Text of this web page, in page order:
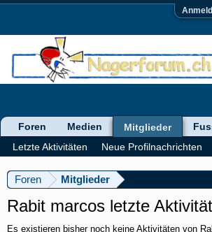
Foren Mitglieder
Rabit marcos letzte
Es existieren bisher noch keine Aktivitäten von
Foren Medien
Mitglieder
Letzte Aktivitäten
Neue Profilnachrichten